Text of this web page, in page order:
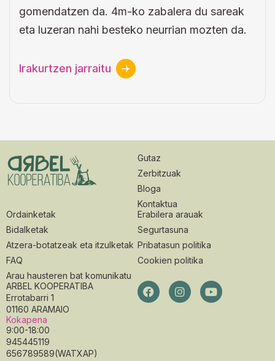
gomendatzen da. 4m-ko zabalera du sareak
eta luzeran nahi besteko neurrian mozten da.
Irakurtzen jarraitu
Gutaz
Zerbitzuak
Bloga
Kontaktua
Ordainketak
Bidalketak
Atzera-botatzeak eta itzulketak
FAQ
Arau hausteren bat komunikatu
Erabilera arauak
Segurtasuna
Pribatasun politika
Cookien politika
ARBEL KOOPERATIBA
Errotabarri 1
01160 ARAMAIO
Kokapena
9:00-18:00
945445119
656789589(WATXAP)